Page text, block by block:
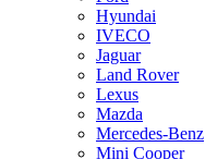
Hyundai
IVECO
Jaguar
Land Rover
Lexus
Mazda
Mercedes-Benz
Mini Cooper